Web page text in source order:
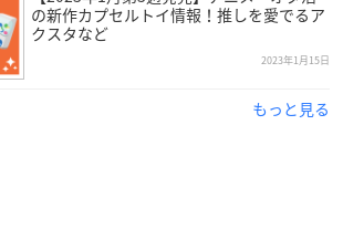
の新作カプセルトイ情報！推しを愛でるア
クスタなど
2023年1月15日
もっと見る